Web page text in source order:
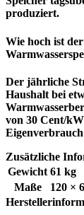
produziert.
Wie hoch ist
Der jährliche
Haushalt bei
von 30 Cent/
Zusätzliche
Gewicht 61 kg
Maße
120 ×